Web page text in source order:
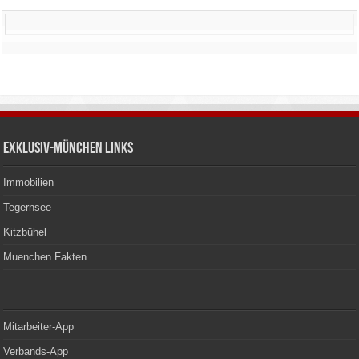
Exklusiv-München Links
Immobilien
Tegernsee
Kitzbühel
Muenchen Fakten
Mitarbeiter-App
Verbands-App